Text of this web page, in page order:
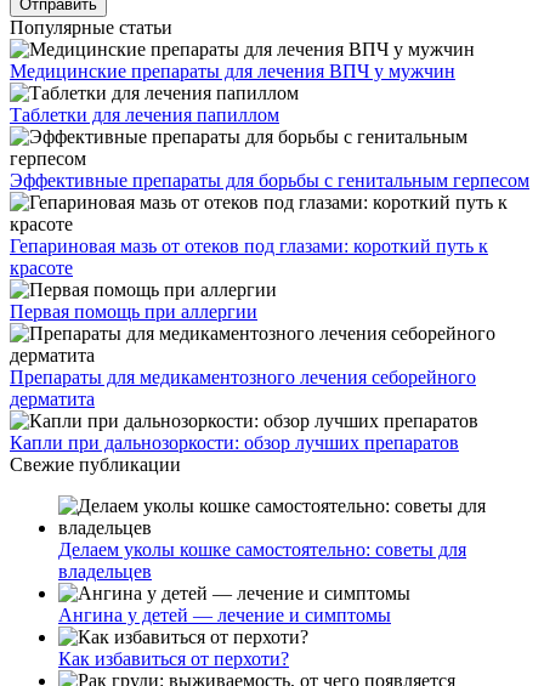
Популярные статьи
Медицинские препараты для лечения ВПЧ у мужчин
Таблетки для лечения папиллом
Эффективные препараты для борьбы с генитальным герпесом
Гепариновая мазь от отеков под глазами: короткий путь к
красоте
Первая помощь при аллергии
Препараты для медикаментозного лечения себорейного
дерматита
Капли при дальнозоркости: обзор лучших препаратов
Свежие публикации
Делаем уколы кошке самостоятельно: советы для
владельцев
Ангина у детей — лечение и симптомы
Как избавиться от перхоти?